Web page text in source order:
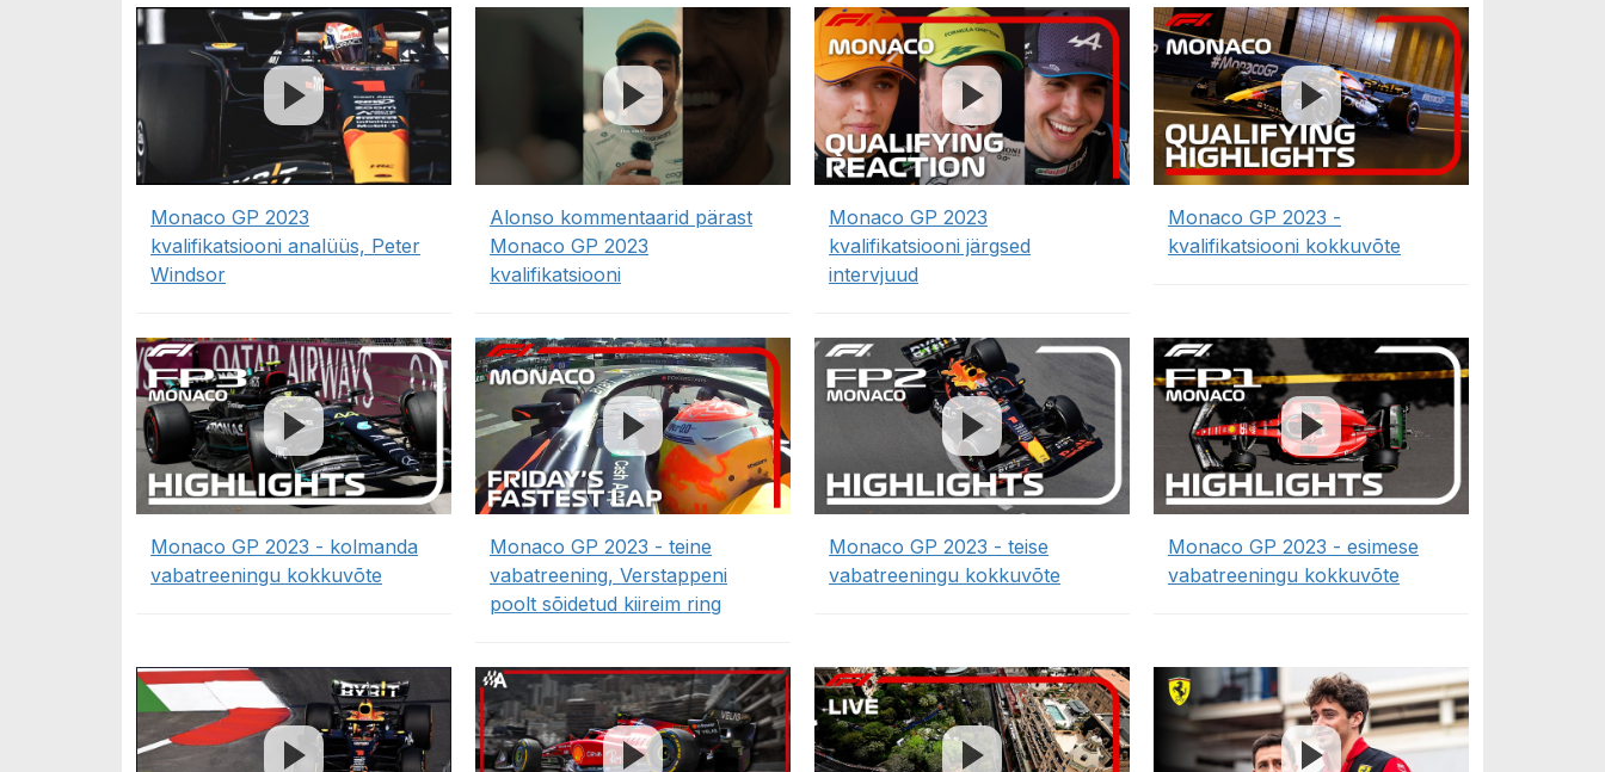
Monaco GP 2023
kvalifikatsiooni analüüs, Peter
Windsor
Alonso kommentaarid pärast
Monaco GP 2023
kvalifikatsiooni
Monaco GP 2023
kvalifikatsiooni järgsed
intervjuud
Monaco GP 2023 -
kvalifikatsiooni kokkuvõte
Monaco GP 2023 - kolmanda
vabatreeningu kokkuvõte
Monaco GP 2023 - teine
vabatreening, Verstappeni
poolt sõidetud kiireim ring
Monaco GP 2023 - teise
vabatreeningu kokkuvõte
Monaco GP 2023 - esimese
vabatreeningu kokkuvõte